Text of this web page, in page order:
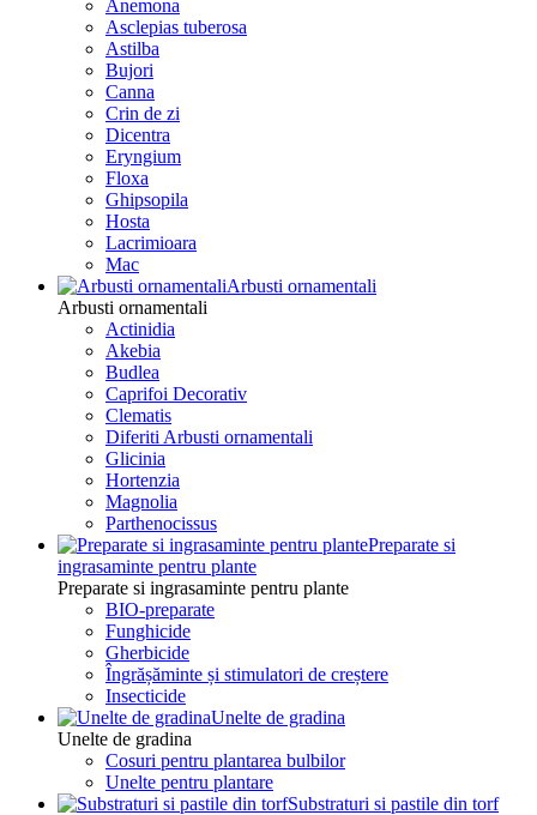
Anemona
Asclepias tuberosa
Astilba
Bujori
Canna
Crin de zi
Dicentra
Eryngium
Floxa
Ghipsopila
Hosta
Lacrimioara
Mac
Arbusti ornamentali
Arbusti ornamentali
Actinidia
Akebia
Budlea
Caprifoi Decorativ
Clematis
Diferiti Arbusti ornamentali
Glicinia
Hortenzia
Magnolia
Parthenocissus
Preparate si
ingrasaminte pentru plante
Preparate si ingrasaminte pentru plante
BIO-preparate
Funghicide
Gherbicide
Îngrășăminte și stimulatori de creștere
Insecticide
Unelte de gradina
Unelte de gradina
Cosuri pentru plantarea bulbilor
Unelte pentru plantare
Substraturi si pastile din torf